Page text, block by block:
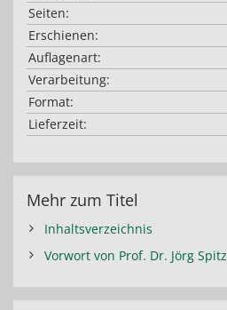
Seiten:
Erschienen:
Auflagenart:
Verarbeitung:
Format:
Lieferzeit:
Mehr zum Titel
Inhaltsverzeichnis
Vorwort von Prof. Dr. Jörg Spitz